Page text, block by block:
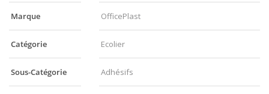
Marque OfficePlast
Catégorie Ecolier
Sous-Catégorie Adhésifs